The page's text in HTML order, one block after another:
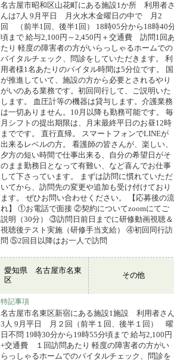
名古屋市昭和区山花町にある施設1か所 利用者
んは7人 9月平日 月火水木金曜日の中で 月2
回 （前半1回、後半1回） 18時05分から18時40
頃まで 給与2,100円～2,450円＋交通費 訪問1回
たり 軽度の障害者の方がいらっしゃるホームでの
バイタルチェック、問診をしていただきます。 利
用者様1名あたりのバイタル時間は5分位です。 国
が推進していて、施設の方から必要とされるやり
がいのある業務です。初回同行して、ご説明いた
します。 血圧計等の機器は貸与します。介護業務
は一切ありません。10月以降も勤務可能です。 毎
月シフトの提出期限は、月末最終平日のお昼12時
までです。 直行直帰。 スマートフォンでLINEが
出来るレベルの方。 看護師の皆さんが、楽しい、
夕方の短い時間で仕事出来る、自分の希望日がそ
のまま勤務日となって有難い、など喜んでお仕事
して下さっています。 まずは訪問に慣れていただ
いてから、訪問先の変更や追加も受け付けており
ます。 ぜひお問い合わせください。 【応募後の流
れ】 ①お電話で面接 ②契約についてzoomにてご
説明（30分） ③訪問日前日までに研修動画視聴＆
視聴後テスト実施（研修手当支給） ④初回同行訪
問 ⑤2回目以降はお一人で訪問
愛知県 名古屋市名東
区
その他
特記事項
名古屋市名東区新宿にある施設1施設 利用者さ
3人 9月平日 月２回（前半１回、後半１回） 曜
日不問 19時30分から19時55分頃まで 給与2,100円
+交通費 １回訪問あたり 軽度の障害者の方がい
らっしゃるホームでのバイタルチェック、問診を